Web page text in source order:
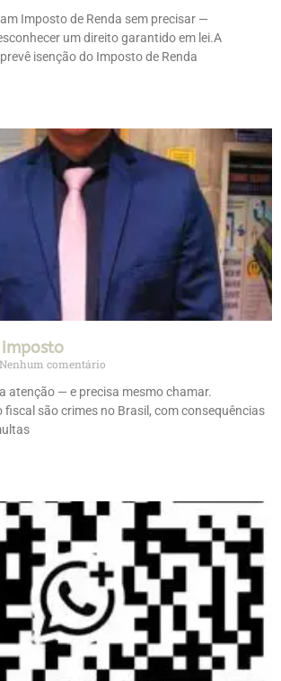
Imposto de Renda sem precisar —
um direito garantido em lei.A
isenção do Imposto de Renda
Nenhum comentário
atenção — e precisa mesmo chamar.
fiscal são crimes no Brasil, com consequências